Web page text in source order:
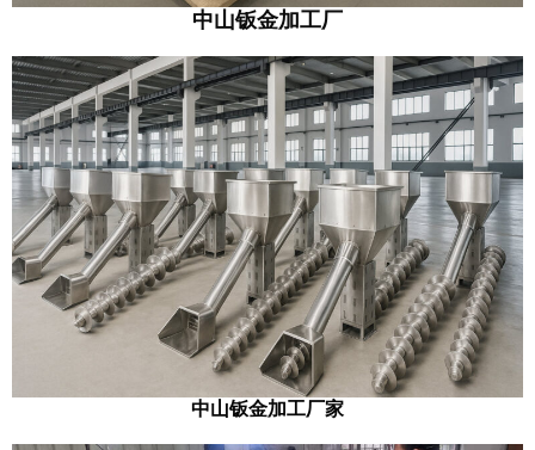
中山钣金加工厂
中山钣金加工厂家